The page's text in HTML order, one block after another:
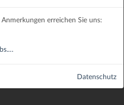
erreichen Sie uns:
Datenschutz